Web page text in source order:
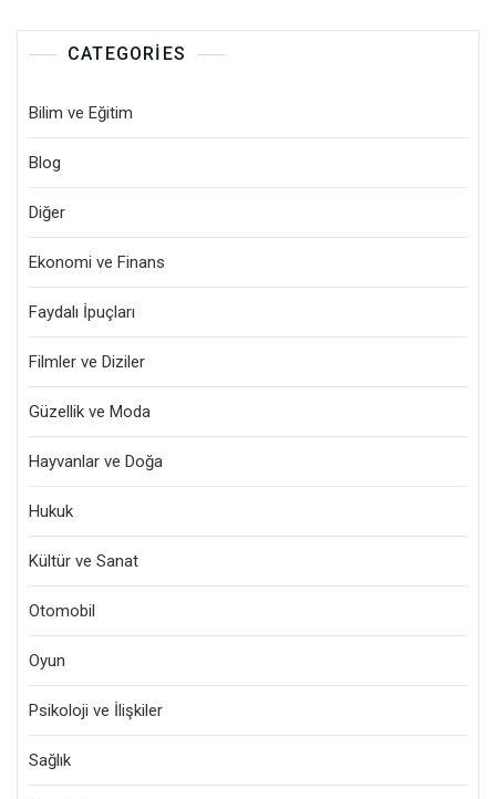
CATEGORIES
Bilim ve Eğitim
Blog
Diğer
Ekonomi ve Finans
Faydalı İpuçları
Filmler ve Diziler
Güzellik ve Moda
Hayvanlar ve Doğa
Hukuk
Kültür ve Sanat
Otomobil
Oyun
Psikoloji ve İlişkiler
Sağlık